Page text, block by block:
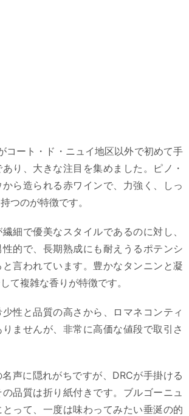
コート・ド・ニュイ地区以外で初めて手
り、大きな注目を集めました。ピノ・
から造られる赤ワインで、力強く、しっ
つのが特徴です。
細で優美なスタイルであるのに対し、
的で、長期熟成にも耐えうるポテンシ
言われています。豊かなタンニンと凝
て複雑な香りが特徴です。
性と品質の高さから、ロマネコンティ
ませんが、非常に高価な値段で取引さ
声に隠れがちですが、DRCが手掛ける
品質は折り紙付きです。ブルゴーニュ
って、一度は味わってみたい垂涎の的